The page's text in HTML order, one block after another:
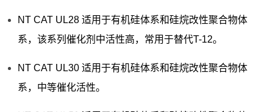
NT CAT UL28 适用于有机硅体系和硅烷改性聚合物体
系，该系列催化剂中活性高，常用于替代T-12。
NT CAT UL30 适用于有机硅体系和硅烷改性聚合物体
系，中等催化活性。